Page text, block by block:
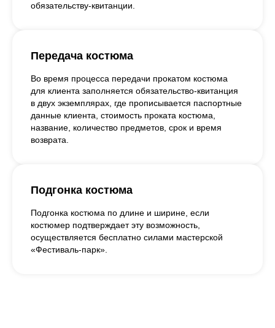
обязательству-квитанции.
Передача костюма
Во время процесса передачи прокатом костюма
для клиента заполняется обязательство-квитанция
в двух экземплярах, где прописывается паспортные
данные клиента, стоимость проката костюма,
название, количество предметов, срок и время
возврата.
Подгонка костюма
Подгонка костюма по длине и ширине, если
костюмер подтверждает эту возможность,
осуществляется бесплатно силами мастерской
«Фестиваль-парк».